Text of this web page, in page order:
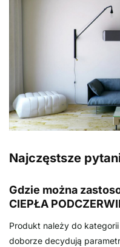
Najczęstsze
Gdzie można
CIEPŁA
Produkt należy do
doborze decydują